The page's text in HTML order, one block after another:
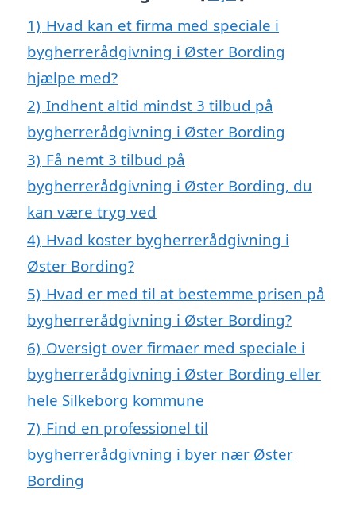
1) Hvad kan et firma med speciale i
bygherrerådgivning i Øster Bording
hjælpe med?
2) Indhent altid mindst 3 tilbud på
bygherrerådgivning i Øster Bording
3) Få nemt 3 tilbud på
bygherrerådgivning i Øster Bording, du
kan være tryg ved
4) Hvad koster bygherrerådgivning i
Øster Bording?
5) Hvad er med til at bestemme prisen på
bygherrerådgivning i Øster Bording?
6) Oversigt over firmaer med speciale i
bygherrerådgivning i Øster Bording eller
hele Silkeborg kommune
7) Find en professionel til
bygherrerådgivning i byer nær Øster
Bording